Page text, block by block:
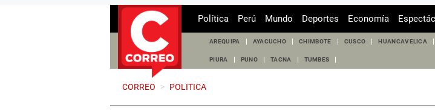
Política Perú Mundo Deportes Economía
AREQUIPA AYACUCHO CHIMBOTE CUSCO HUANCAVELICA
PIURA PUNO TACNA TUMBES
CORREO > POLITICA